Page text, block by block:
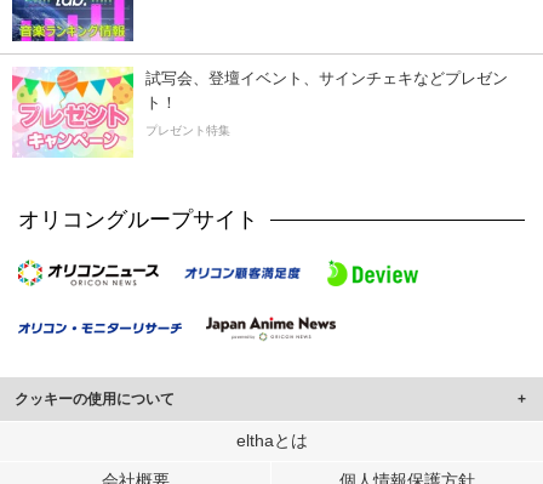
試写会、登壇イベント、サインチェキなどプレゼン
ト！
プレゼント特集
オリコングループサイト
クッキーの使用について
このサイトでは Cookie を使用して、ユーザーに合わせたコンテンツや広告の
行っています。
elthaとは
会社概要 個人情報保護方針